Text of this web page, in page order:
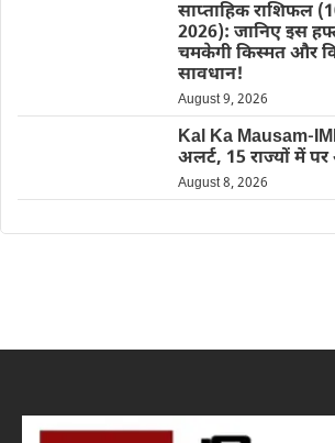
साप्ताहिक राशिफल
2026): जानिए इस
चमकेगी किस्मत और
सावधान!
August 9, 2026
Kal Ka Mausam-
अलर्ट, 15 राज्यों में
August 8, 2026